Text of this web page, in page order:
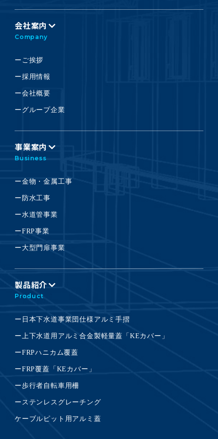
会社案内
Company
ーご挨拶
ー採用情報
ー会社概要
ーグループ企業
事業案内
Business
ー金物・金属工事
ー防水工事
ー水道管事業
ーFRP事業
ー大型門扉事業
製品紹介
Product
ー日本下水道事業団仕様アルミ手摺
ー上下水道用アルミ合金製軽量蓋「KEカバー」
ーFRPハニカム覆蓋
ーFRP覆蓋「KEカバー」
ー歩行者自転車用柵
ーステンレスグレーチング
ケーブルピット用アルミ蓋